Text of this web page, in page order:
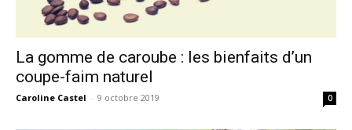
La gomme de caroube : les bienfaits d’un
coupe-faim naturel
Caroline Castel - 9 octobre 2019 0